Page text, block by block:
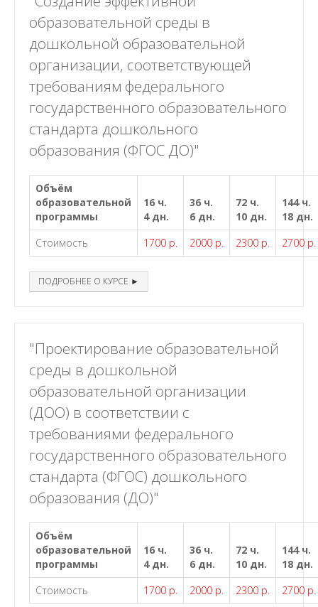
образовательной среды в
дошкольной образовательной
организации, соответствующей
требованиям федерального
государственного образовательного
стандарта дошкольного
образования (ФГОС ДО)"
Объём
образовательной
программы
16 ч.
4 дн.
36 ч.
6 дн.
72 ч.
10 дн.
144 ч.
18 дн.
Стоимость
1700 р. 2000 р. 2300 р. 2700 р.
ПОДРОБНЕЕ О КУРСЕ ►
"Проектирование образовательной
среды в дошкольной
образовательной организации
(ДОО) в соответствии с
требованиями федерального
государственного образовательного
стандарта (ФГОС) дошкольного
образования (ДО)"
Объём
образовательной
программы
16 ч.
4 дн.
36 ч.
6 дн.
72 ч.
10 дн.
144 ч.
18 дн.
Стоимость
1700 р. 2000 р. 2300 р. 2700 р.